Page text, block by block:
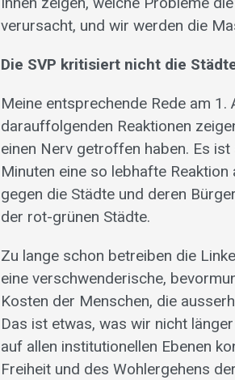
verursacht, und wir werden die
Die SVP kritisiert nicht die
Meine entsprechende Rede am
darauffolgenden Reaktionen
einen Nerv getroffen haben. Es
Minuten eine so lebhafte
gegen die Städte und deren
der rot-grünen Städte.
Zu lange schon betreiben die
eine verschwenderische,
Kosten der Menschen, die
Das ist etwas, was wir nicht
auf allen institutionellen Ebenen
Freiheit und des Wohlergehens